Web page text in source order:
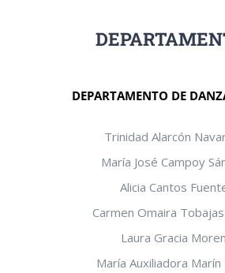
DEPARTAMENTO DE
Trinidad Alarcón
María José Campoy
Alicia Cantos
Carmen Omaira
Laura Gracia
María Auxiliadora